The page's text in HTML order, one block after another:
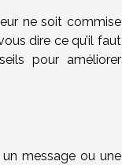
ne soit commise
dire ce qu’il faut
pour améliorer
message ou une